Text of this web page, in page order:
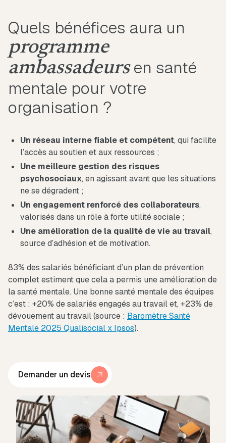
Quels bénéfices aura un
programme
ambassadeursen santé
mentale pour votre
organisation ?
Un réseau interne fiable et compétent, qui facilite
l’accès au soutien et aux ressources ;
Une meilleure gestion des risques
psychosociaux, en agissant avant que les situations
ne se dégradent ;
Un engagement renforcé des collaborateurs,
valorisés dans un rôle à forte utilité sociale ;
Une amélioration de la qualité de vie au travail,
source d’adhésion et de motivation.
83% des salariés bénéficiant d’un plan de prévention
complet estiment que cela a permis une amélioration de
la santé mentale. Une bonne santé mentale des équipes
c’est : +20% de salariés engagés au travail et, +23% de
dévouement au travail (source : Baromètre Santé
Mentale 2025 Qualisocial x Ipsos).
Demander un devis